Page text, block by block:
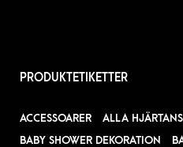
PRODUKTETIKETTER
ACCESSOARER ALLA
BABY SHOWER DEKORATION